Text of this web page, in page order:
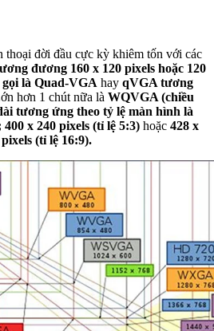
thoại đời đầu cực kỳ khiêm tốn với các
đương 160 x 120 pixels hoặc 120
là Quad-VGA hay qVGA tương
hơn 1 chút nữa là WQVGA (chiều
tương ứng theo tỷ lệ màn hình là
x 240 pixels (tỉ lệ 5:3) hoặc 428 x
(tỉ lệ 16:9).